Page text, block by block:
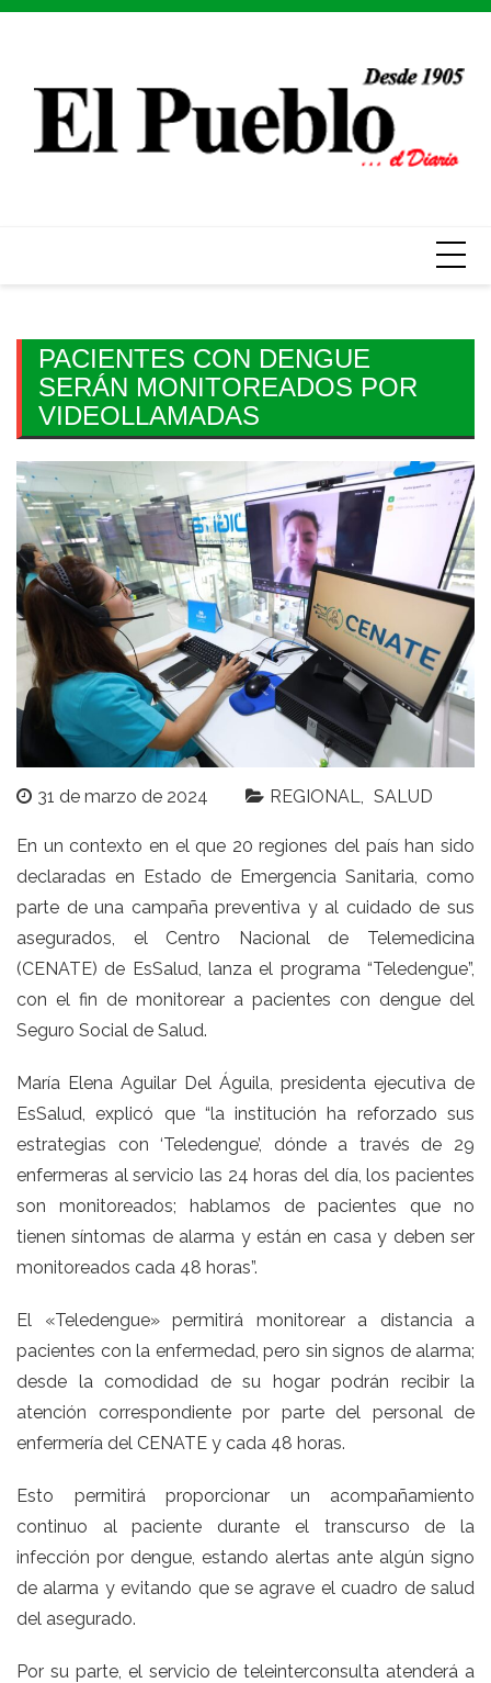
Skip
PACIENTES CON DENGUE
SERÁN MONITOREADOS POR
VIDEOLLAMADAS
31 de marzo de 2024 REGIONAL SALUD
En un contexto en el que 20 regiones del país han sido
declaradas en Estado de Emergencia Sanitaria, como
parte de una campaña preventiva y al cuidado de sus
asegurados, el Centro Nacional de Telemedicina
(CENATE) de EsSalud, lanza el programa “Teledengue”,
con el fin de monitorear a pacientes con dengue del
Seguro Social de Salud.
María Elena Aguilar Del Águila, presidenta ejecutiva de
EsSalud, explicó que “la institución ha reforzado sus
estrategias con ‘Teledengue’, dónde a través de 29
enfermeras al servicio las 24 horas del día, los pacientes
son monitoreados; hablamos de pacientes que no
tienen síntomas de alarma y están en casa y deben ser
monitoreados cada 48 horas”.
El «Teledengue» permitirá monitorear a distancia a
pacientes con la enfermedad, pero sin signos de alarma;
desde la comodidad de su hogar podrán recibir la
atención correspondiente por parte del personal de
enfermería del CENATE y cada 48 horas.
Esto permitirá proporcionar un acompañamiento
continuo al paciente durante el transcurso de la
infección por dengue, estando alertas ante algún signo
de alarma y evitando que se agrave el cuadro de salud
del asegurado.
Por su parte, el servicio de teleinterconsulta atenderá a